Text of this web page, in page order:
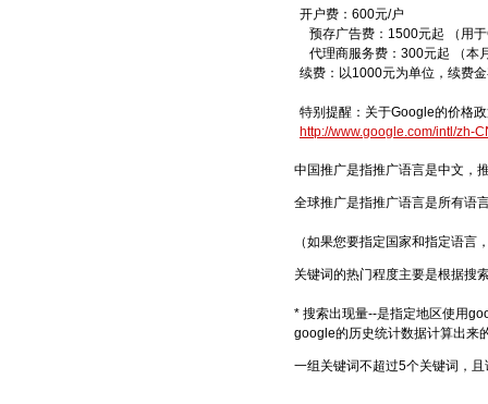
开户费：600元/户
预存广告费：1500元起 （用
代理商服务费：300元起 （本
续费：以1000元为单位，续费
特别提醒：关于Google的价格
http://www.google.com/intl/zh-
中国推广是指推广语言是中文，
全球推广是指推广语言是所有语
（如果您要指定国家和指定语言
关键词的热门程度主要是根据搜
* 搜索出现量--是指定地区使用
google的历史统计数据计算出来
一组关键词不超过5个关键词，